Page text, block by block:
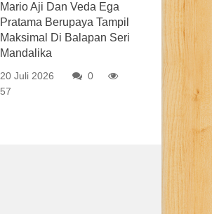
Mario Aji Dan Veda Ega
Pratama Berupaya Tampil
Maksimal Di Balapan Seri
Mandalika
20 Juli 2026
0
57